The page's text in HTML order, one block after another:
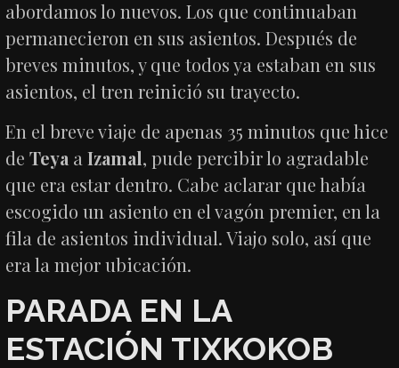
abordamos lo nuevos. Los que continuaban
permanecieron en sus asientos. Después de
breves minutos, y que todos ya estaban en sus
asientos, el tren reinició su trayecto.
En el breve viaje de apenas 35 minutos que hice
deTeya aIzamal, pude percibir lo agradable
que era estar dentro. Cabe aclarar que había
escogido un asiento en el vagón premier, en la
fila de asientos individual. Viajo solo, así que
era la mejor ubicación.
PARADA EN LA
ESTACIÓN TIXKOKOB